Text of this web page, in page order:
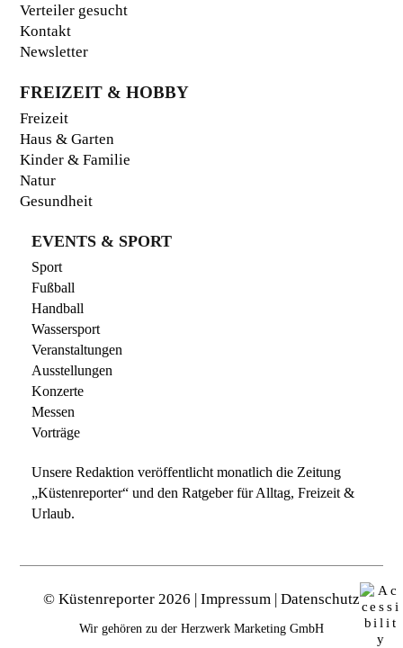
Verteiler gesucht
Kontakt
Newsletter
FREIZEIT & HOBBY
Freizeit
Haus & Garten
Kinder & Familie
Natur
Gesundheit
EVENTS & SPORT
Sport
Fußball
Handball
Wassersport
Veranstaltungen
Ausstellungen
Konzerte
Messen
Vorträge
Unsere Redaktion veröffentlicht monatlich die Zeitung
„Küstenreporter“ und denRatgeber für Alltag, Freizeit &
Urlaub.
© Küstenreporter 2026 | Impressum | Datenschutz
Wir gehören zu der Herzwerk Marketing GmbH